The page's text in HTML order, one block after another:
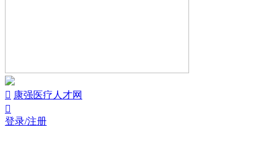
 康强医疗人才网

登录/注册